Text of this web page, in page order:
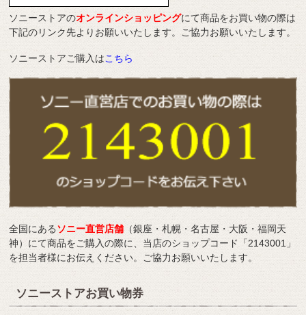
ソニーストアのオンラインショッピングにて商品をお買い物の際は
下記のリンク先よりお願いいたします。ご協力お願いいたします。
ソニーストアご購入はこちら
全国にあるソニー直営店舗 （銀座・札幌・名古屋・大阪・福岡天
神）にて商品をご購入の際に、当店のショップコード「2143001」
を担当者様にお伝えください。ご協力お願いいたします。
ソニーストアお買い物券